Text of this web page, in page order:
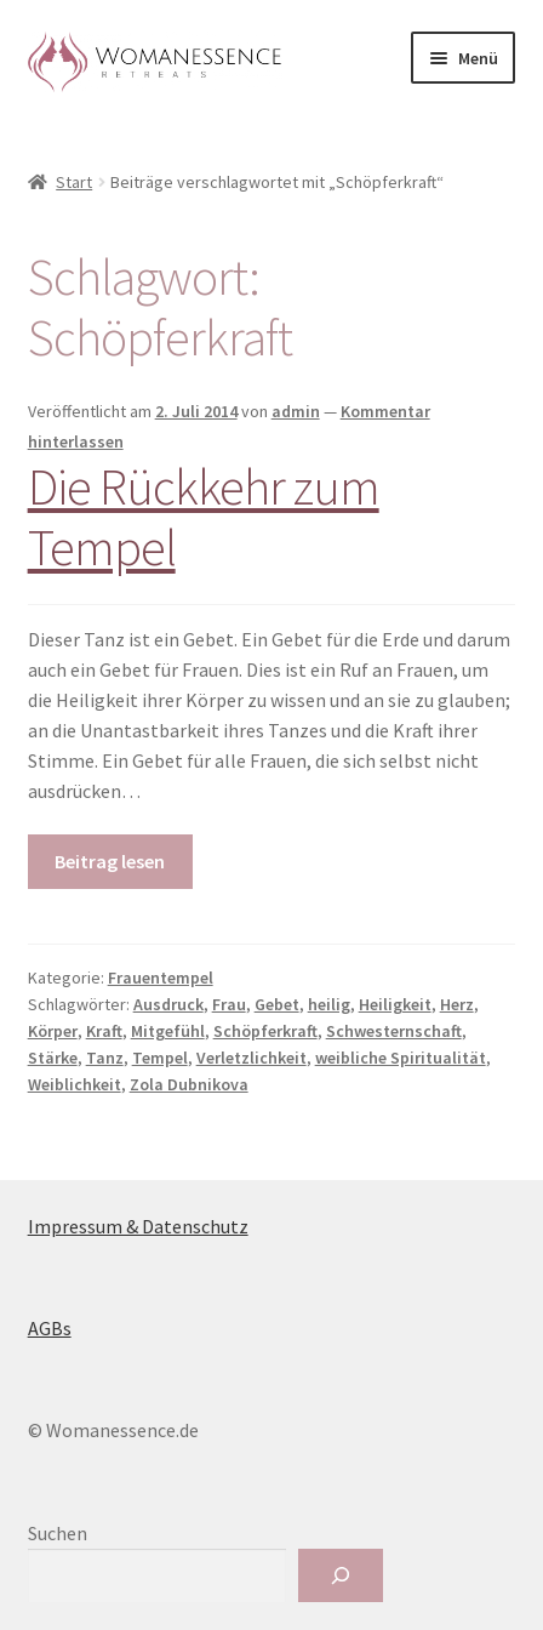
Zur
Navigation
Zum
Inhalt
Menü
Blog
Shop / Retreats im Allgäu
CLAUDIA TAVERNA
Erfahrungen
Warenkorb
Start Beiträge verschlagwortet mit „Schöpferkraft“
Schlagwort:
Schöpferkraft
Veröffentlicht am 2. Juli 2014von admin — Kommentar
hinterlassen
Die Rückkehr zum
Tempel
Dieser Tanz ist ein Gebet. Ein Gebet für die Erde und darum
auch ein Gebet für Frauen. Dies ist ein Ruf an Frauen, um
die Heiligkeit ihrer Körper zu wissen und an sie zu glauben;
an die Unantastbarkeit ihres Tanzes und die Kraft ihrer
Stimme. Ein Gebet für alle Frauen, die sich selbst nicht
ausdrücken…
Beitrag lesen
Kategorie: Frauentempel
Schlagwörter: Ausdruck, Frau, Gebet, heilig, Heiligkeit, Herz,
Körper, Kraft, Mitgefühl, Schöpferkraft, Schwesternschaft,
Stärke, Tanz, Tempel, Verletzlichkeit, weibliche Spiritualität,
Weiblichkeit, Zola Dubnikova
Impressum & Datenschutz
AGBs
© Womanessence.de
Suchen